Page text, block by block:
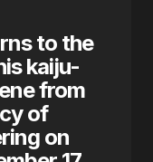
to the
kaiju-
from
of
on